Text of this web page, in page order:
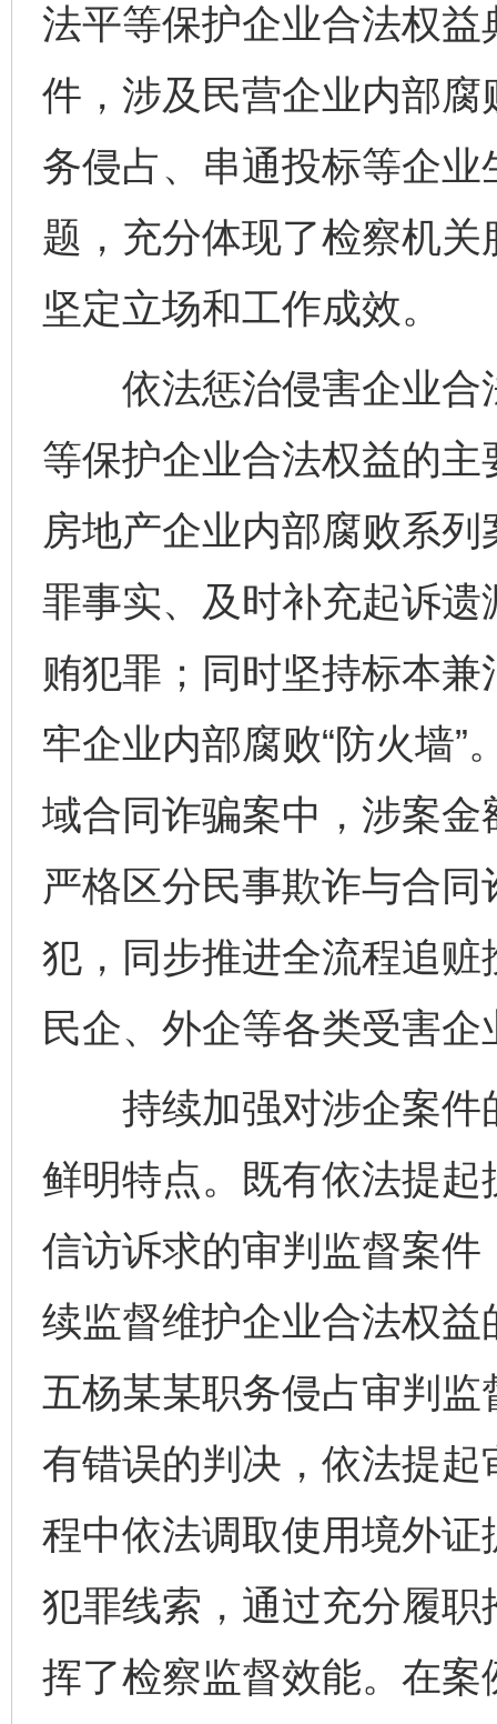
法平等保护企业合法权益
件，涉及民营企业内部腐
务侵占、串通投标等企
题，充分体现了检察机
坚定立场和工作成效。
依法惩治侵害企业合
等保护企业合法权益的
房地产企业内部腐败系
罪事实、及时补充起诉
贿犯罪；同时坚持标本
牢企业内部腐败“防火墙
域合同诈骗案中，涉案
严格区分民事欺诈与合
犯，同步推进全流程追
民企、外企等各类受害
持续加强对涉企案件
鲜明特点。既有依法提
信访诉求的审判监督案
续监督维护企业合法权
五杨某某职务侵占审判
有错误的判决，依法提
程中依法调取使用境外证
犯罪线索，通过充分履
挥了检察监督效能。在